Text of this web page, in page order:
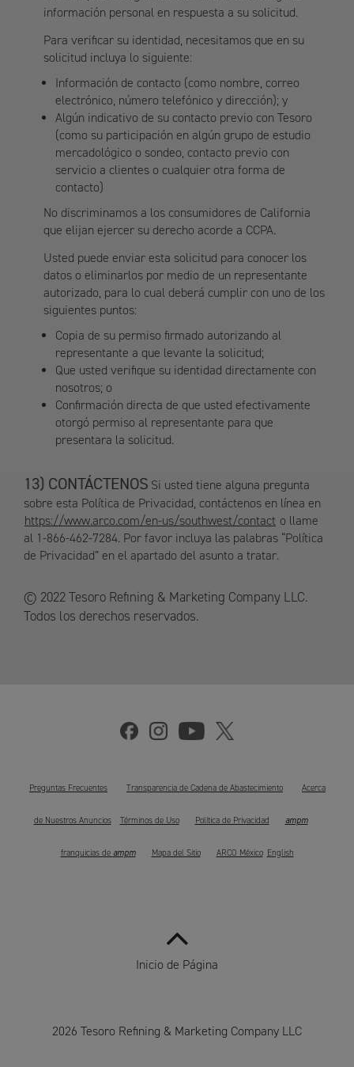
información personal en respuesta a su solicitud.
Para verificar su identidad, necesitamos que en su
solicitud incluya lo siguiente:
Información de contacto (como nombre, correo
electrónico, número telefónico y dirección); y
Algún indicativo de su contacto previo con Tesoro
(como su participación en algún grupo de estudio
mercadológico o sondeo, contacto previo con
servicio a clientes o cualquier otra forma de
contacto)
No discriminamos a los consumidores de California
que elijan ejercer su derecho acorde a CCPA.
Usted puede enviar esta solicitud para conocer los
datos o eliminarlos por medio de un representante
autorizado, para lo cual deberá cumplir con uno de los
siguientes puntos:
Copia de su permiso firmado autorizando al
representante a que levante la solicitud;
Que usted verifique su identidad directamente con
nosotros; o
Confirmación directa de que usted efectivamente
otorgó permiso al representante para que
presentara la solicitud.
CONTÁCTENOS Si usted tiene alguna pregunta
sobre esta Política de Privacidad, contáctenos en línea en
https://www.arco.com/en-us/southwest/contact o llame
al 1-866-462-7284. Por favor incluya las palabras “Política
de Privacidad” en el apartado del asunto a tratar.
© 2022 Tesoro Refining & Marketing Company LLC.
Todos los derechos reservados.
Preguntas Frecuentes Transparencia de Cadena de Abastecimiento Acerca
de Nuestros Anuncios Términos de Uso Política de Privacidad ampm
franquicias de ampm Mapa del Sitio ARCO México English
Inicio de Página
2026 Tesoro Refining & Marketing Company LLC